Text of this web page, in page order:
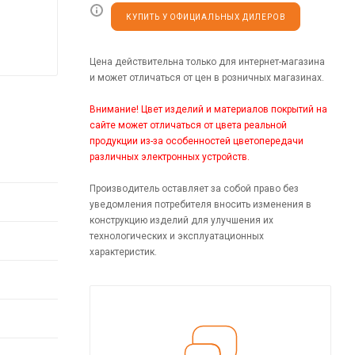
КУПИТЬ У ОФИЦИАЛЬНЫХ ДИЛЕРОВ
Цена действительна только для интернет-магазина
и может отличаться от цен в розничных магазинах.
Внимание! Цвет изделий и материалов покрытий на
сайте может отличаться от цвета реальной
продукции из-за особенностей цветопередачи
различных электронных устройств.
Производитель оставляет за собой право без
уведомления потребителя вносить изменения в
конструкцию изделий для улучшения их
технологических и эксплуатационных
характеристик.